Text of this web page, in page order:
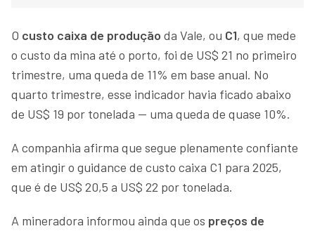
O custo caixa de produção da Vale, ou C1, que mede
o custo da mina até o porto, foi de US$ 21 no primeiro
trimestre, uma queda de 11% em base anual. No
quarto trimestre, esse indicador havia ficado abaixo
de US$ 19 por tonelada — uma queda de quase 10%.
A companhia afirma que segue plenamente confiante
em atingir o guidance de custo caixa C1 para 2025,
que é de US$ 20,5 a US$ 22 por tonelada.
A mineradora informou ainda que os preços de